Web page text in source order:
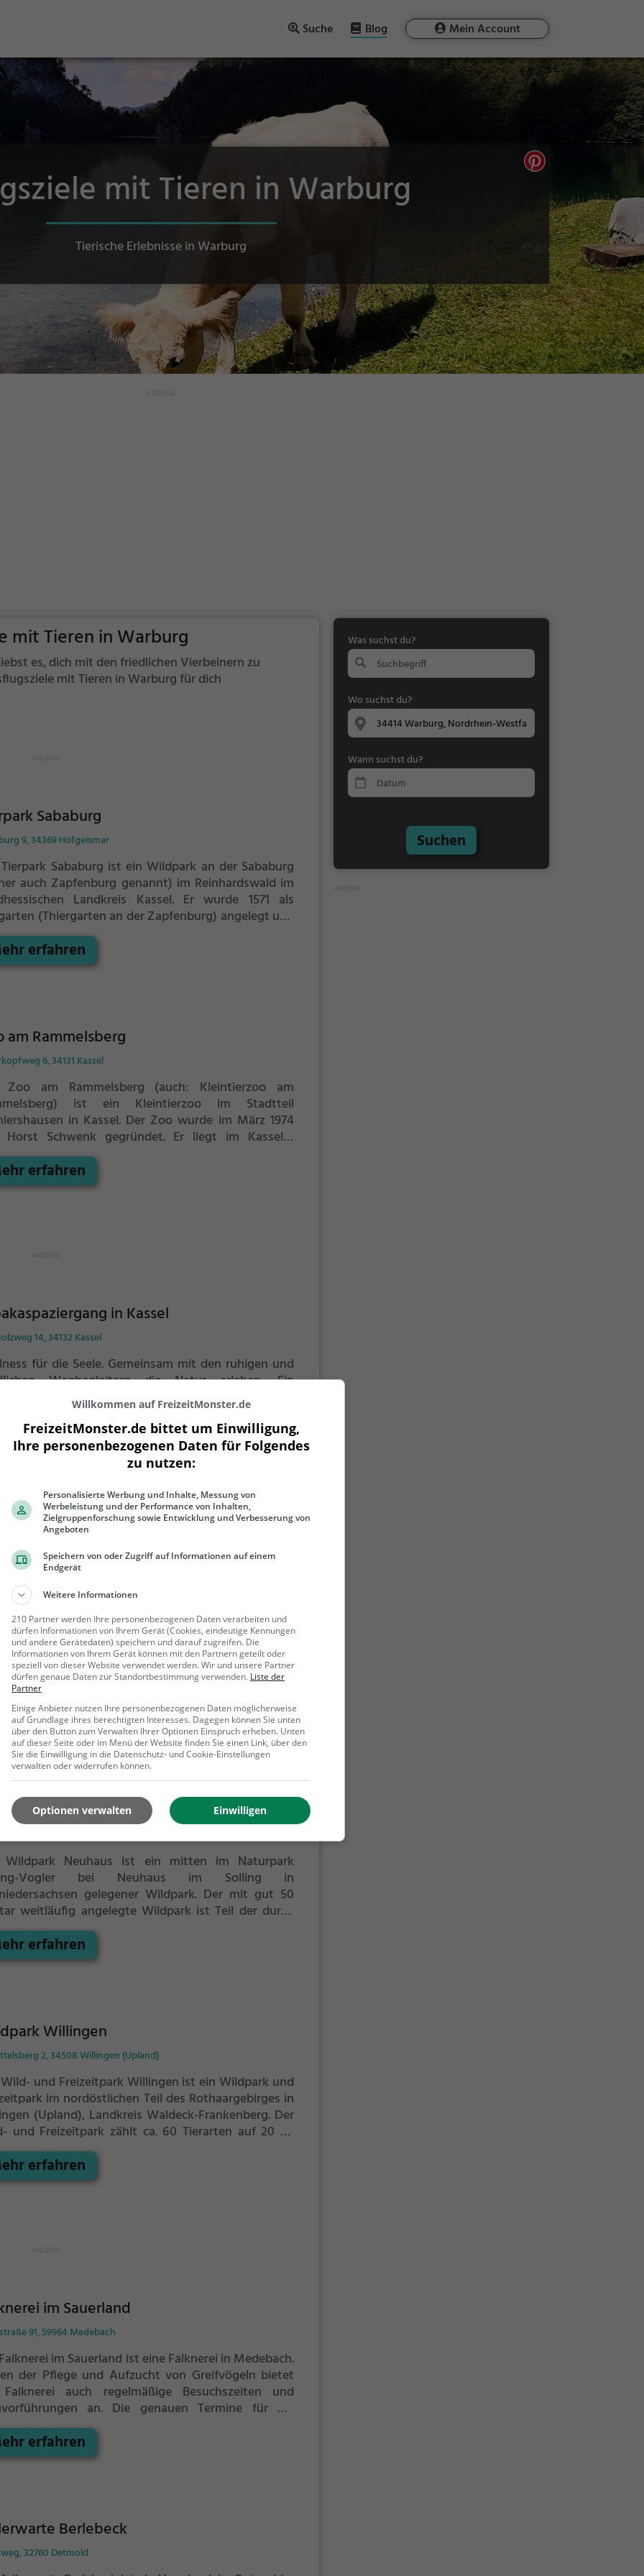
Suche Blog Mein Account
mit Tieren in Warburg
Tierische Erlebnisse in Warburg
mit Tieren in Warburg
es, dich mit den friedlichen Vierbeinern zu
mit Tieren in Warburg für dich
Sababurg
9, 34369 Hofgeismar
Sababurg ist ein Wildpark an der Sababurg
auch Zapfenburg genannt) im Reinhardswald im
Landkreis Kassel. Er wurde 1571 als
(Thiergarten an der Zapfenburg) angelegt und
1973 als Tierpark Sababurg bekannt. Mit rund 130
Fläche zählt er zu den größten und ältesten Wildparks
Lange Eichenalleen durchziehen den Park, an
angelegte Freigehege angestrebt.
erfahren
am Rammelsberg
6, 34131 Kassel
Zoo am Rammelsberg (auch: Kleintierzoo am
ist ein Kleintierzoo im Stadtteil
in Kassel. Der Zoo wurde im März 1974
Schwenk gegründet. Er liegt im Kasseler
Wahlershausen am Rammelsberg. Seit dem Jahr
führen Thomas und Monika Schwenk den
in zweiter Generation. Auf einem etwa zwei
erfahren
in Kassel
14, 34132 Kassel
für die Seele. Gemeinsam mit den ruhigen und
Wegbegleitern die Natur erleben. Ein
inkl. Zeit auf der Weide, dauert ca. 1,5 bis 2
Wir bieten Ihnen zwei unterschiedliche
unseren Tieren zu begegnen an. Entweder
"offenen" Gruppe (Zusammensetzung entsteht
Anmeldung), oder Sie bleiben unter sich (hier
Datum nur für Sie und ihre Liebsten).
Mehr erfahren
Edersee
Holz 1, 34549 Edertal
Wildpark Edersee, auch WildtierPark Edersee
ist ein 1970 eröffneter und etwa 80 ha großer
am Edersee bzw. Kellerwald im Landkreis
Frankenberg, Hessen (Deutschland). Laut der
am Parkeingang ist der Wildpark, der
nahen Nationalpark Kellerwald-Edersee angegliedert
„eine Einrichtung der hessischen
Mehr erfahren
Neuhaus
37603 Holzminden
Wildpark Neuhaus ist ein mitten im Naturpark
Vogler bei Neuhaus im Solling in
gelegener Wildpark. Der mit gut 50
weitläufig angelegte Wildpark ist Teil der durch
Wiesen und Bäche charakterisierten
im Solling und zeigt
Tiere im natürlichen Lebensraum. Die in
Pferdeweide, deren Geschichte in das 16.
zurückreicht. Heute dient der Wildpark
verschiedener Einrichtungen wie Freigehege und
besonders der Umweltbildung. Träger des
sind die Niedersächsischen Landesforsten,
Anstalt des öffentlichen Rechts.
erfahren
Willingen
2, 34508 Willingen (Upland)
und Freizeitpark Willingen ist ein Wildpark und
im nordöstlichen Teil des Rothaargebirges in
(Upland), Landkreis Waldeck-Frankenberg. Der
und Freizeitpark zählt ca. 60 Tierarten auf 20 ha
Darunter sind:
erfahren
im Sauerland
91, 59964 Medebach
im Sauerland ist eine Falknerei in Medebach.
der Pflege und Aufzucht von Greifvögeln bietet
auch regelmäßige Besuchszeiten und
an. Die genauen Termine für die
findest du auf der Website
erfahren
Berlebeck
32760 Detmold
Was suchst du?
Wo suchst du?
Wann suchst du?
Suchen
Willkommen auf FreizeitMonster.de
FreizeitMonster.de bittet um Einwilligung,
Ihre personenbezogenen Daten für Folgendes
zu nutzen:
Personalisierte Werbung und Inhalte, Messung von
Werbeleistung und der Performance von Inhalten,
Zielgruppenforschung sowie Entwicklung und Verbesserung von
Angeboten
Speichern von oder Zugriff auf Informationen auf einem
Endgerät
Weitere Informationen
210 Partner werden Ihre personenbezogenen Daten verarbeiten und
dürfen Informationen von Ihrem Gerät (Cookies, eindeutige Kennungen
und andere Gerätedaten) speichern und darauf zugreifen. Die
Informationen von Ihrem Gerät können mit den Partnern geteilt oder
speziell von dieser Website verwendet werden. Wir und unsere Partner
dürfen genaue Daten zur Standortbestimmung verwenden. Liste der
Partner
Einige Anbieter nutzen Ihre personenbezogenen Daten möglicherweise
auf Grundlage ihres berechtigten Interesses. Dagegen können Sie unten
über den Button zum Verwalten Ihrer Optionen Einspruch erheben. Unten
auf dieser Seite oder im Menü der Website finden Sie einen Link, über den
Sie die Einwilligung in die Datenschutz- und Cookie-Einstellungen
verwalten oder widerrufen können.
Einwilligen
Optionen verwalten